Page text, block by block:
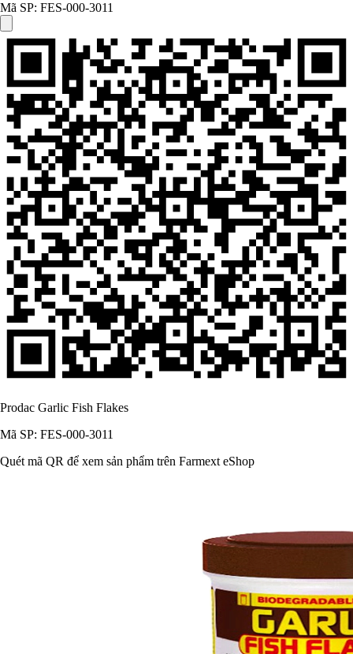
Mã SP: FES-000-3011
Prodac Garlic Fish Flakes
Mã SP: FES-000-3011
Quét mã QR để xem sản phẩm trên Farmext eShop